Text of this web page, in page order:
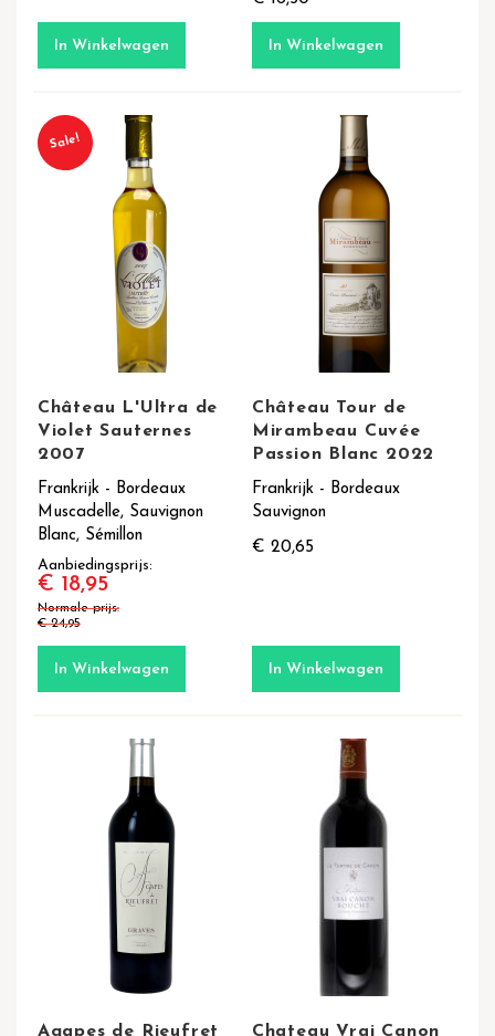
In Winkelwagen In Winkelwagen
Sale!
Château L'Ultra de
Violet Sauternes
2007
Frankrijk - Bordeaux
Muscadelle, Sauvignon
Blanc, Sémillon
Aanbiedingsprijs
€ 18,95
Normale prijs
€ 24,95
In Winkelwagen
Château Tour de
Mirambeau Cuvée
Passion Blanc 2022
Frankrijk - Bordeaux
Sauvignon
€ 20,65
In Winkelwagen
Agapes de Rieufret
Chateau Vrai Canon